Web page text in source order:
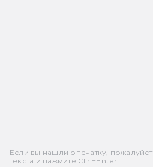
Если вы нашли опечатку,
текста и нажмите Ctrl+Enter.